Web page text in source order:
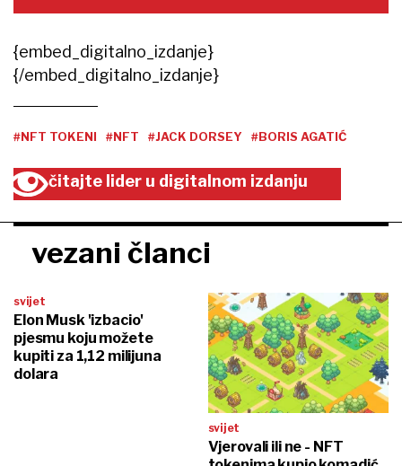
{embed_digitalno_izdanje}
{/embed_digitalno_izdanje}
#NFT TOKENI #NFT #JACK DORSEY #BORIS AGATIĆ
čitajte lider u digitalnom izdanju
vezani članci
svijet
Elon Musk 'izbacio'
pjesmu koju možete
kupiti za 1,12 milijuna
dolara
svijet
Vjerovali ili ne - NFT